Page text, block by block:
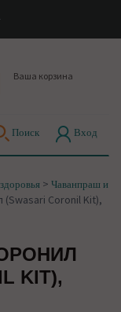
Ваша корзина
Поиск Вход
> Чаванпраш и
Coronil Kit),
KIT),